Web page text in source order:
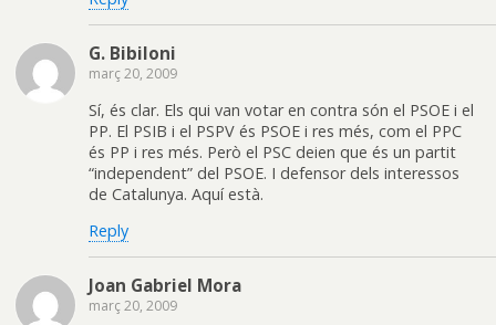
G. Bibiloni
març 20, 2009
Sí, és clar. Els qui van votar en contra són el PSOE i el
PP. El PSIB i el PSPV és PSOE i res més, com el PPC
és PP i res més. Però el PSC deien que és un partit
“independent” del PSOE. I defensor dels interessos
de Catalunya. Aquí està.
Reply
Joan Gabriel Mora
març 20, 2009